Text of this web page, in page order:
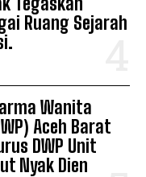
Ruang Sejarah
Wanita
Aceh Barat
DWP Unit
Nyak Dien